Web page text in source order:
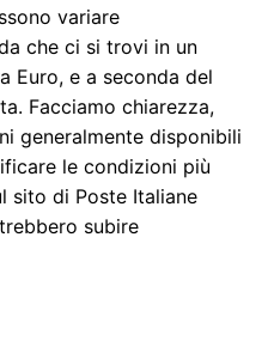
variare
che ci si trovi in un
Euro, e a seconda del
Facciamo chiarezza,
generalmente disponibili
le condizioni più
sito di Poste Italiane
subire